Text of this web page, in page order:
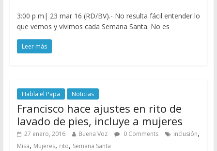
3:00 p m| 23 mar 16 (RD/BV).- No resulta fácil entender lo
que vemos y vivimos cada Semana Santa. No es
Leer más
Habla el Papa Noticias
Francisco hace ajustes en rito de
lavado de pies, incluye a mujeres
27 enero, 2016 Buena Voz 0 Comments inclusión,
Misa, Mujeres, rito, Semana Santa